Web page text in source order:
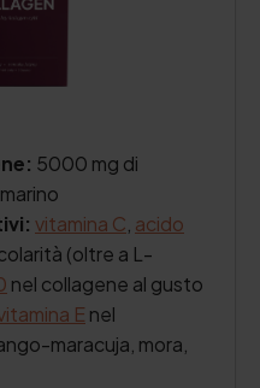
5000 mg di
vitamina C acido
(oltre a L-
nel collagene al gusto
E nel
maracuja, mora,